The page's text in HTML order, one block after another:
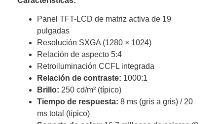
Panel TFT-LCD de matriz activa de 19
pulgadas
Resolución SXGA (1280 × 1024)
Relación de aspecto 5:4
Retroiluminación CCFL integrada
Relación de contraste: 1000:1
Brillo: 250 cd/m² (típico)
Tiempo de respuesta: 8 ms (gris a gris) / 20
ms total (típico)